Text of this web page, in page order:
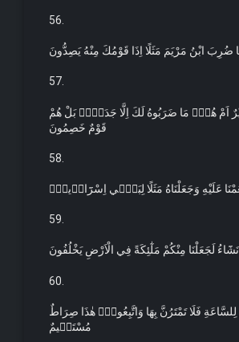
56.
ضُرِبَ ابْنُ مَرْيَمَ مَثَلًا اِذَا قَوْمُكَ مِنْهُ يَصِدُّونَ
57.
خَيْرٌ اَمْ هُوَۜ مَا ضَرَبُوهُ لَكَ اِلَّا جَدَلًاۜ بَلْ هُمْ
قَوْمٌ خَصِمُونَ
58.
عَلَيْهِ وَجَعَلْنَاهُ مَثَلًا لِبَن۪ٓي اِسْرَٓاء۪يلَۜ
59.
نَشَٓاءُ لَجَعَلْنَا مِنْكُمْ مَلٰٓئِكَةً فِي الْاَرْضِ يَخْلُفُونَ
60.
لِلسَّاعَةِ فَلَا تَمْتَرُنَّ بِهَا وَاتَّبِعُونِۜ هٰذَا صِرَاطٌ
مُسْتَق۪يمٌ